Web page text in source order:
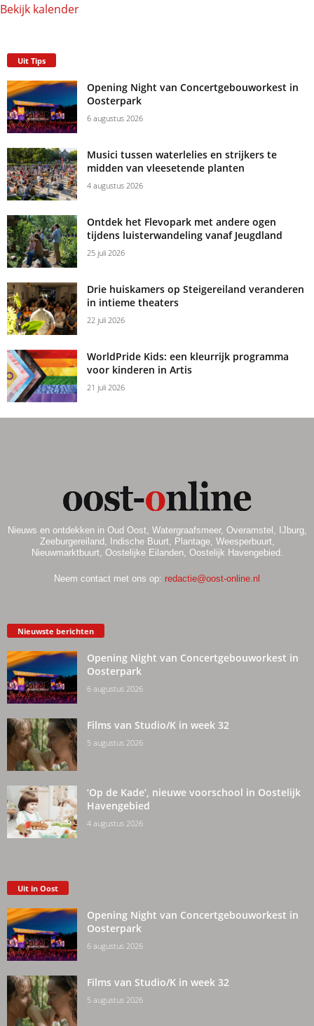
Bekijk kalender
Uit Tips
Opening Night van Concertgebouworkest in
Oosterpark
6 augustus 2026
Musici tussen waterlelies en strijkers te
midden van vleesetende planten
4 augustus 2026
Ontdek het Flevopark met andere ogen
tijdens luisterwandeling vanaf Jeugdland
25 juli 2026
Drie huiskamers op Steigereiland veranderen
in intieme theaters
22 juli 2026
WorldPride Kids: een kleurrijk programma
voor kinderen in Artis
21 juli 2026
Nieuws en ontdekken in Oud Oost, Watergraafsmeer, Overamstel, IJburg,
Zeeburgereiland, Indische Buurt, Plantage, Weesperbuurt,
Nieuwmarktbuurt, Oostelijke Eilanden, Oostelijk Havengebied.
Neem contact met ons op: redactie@oost-online.nl
Nieuwste berichten
Opening Night van Concertgebouworkest in
Oosterpark
6 augustus 2026
Films van Studio/K in week 32
5 augustus 2026
‘Op de Kade’, nieuwe voorschool in Oostelijk
Havengebied
4 augustus 2026
Uit in Oost
Opening Night van Concertgebouworkest in
Oosterpark
6 augustus 2026
Films van Studio/K in week 32
5 augustus 2026